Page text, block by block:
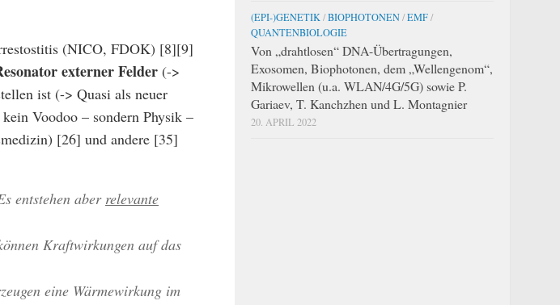
(NICO, FDOK) [8][9]
externer Felder (->
ist (-> Quasi als neuer
Voodoo – sondern Physik –
[26] und andere [35]
entstehen aber relevante
Kraftwirkungen auf das
eine Wärmewirkung im
(EPI-)GENETIK /BIOPHOTONEN/EMF/
QUANTENBIOLOGIE
Von „drahtlosen“ DNA-Übertragungen,
Exosomen, Biophotonen, dem „Wellengenom“,
Mikrowellen (u.a. WLAN/4G/5G) sowie P.
Gariaev, T. Kanchzhen und L. Montagnier
20. APRIL 2022